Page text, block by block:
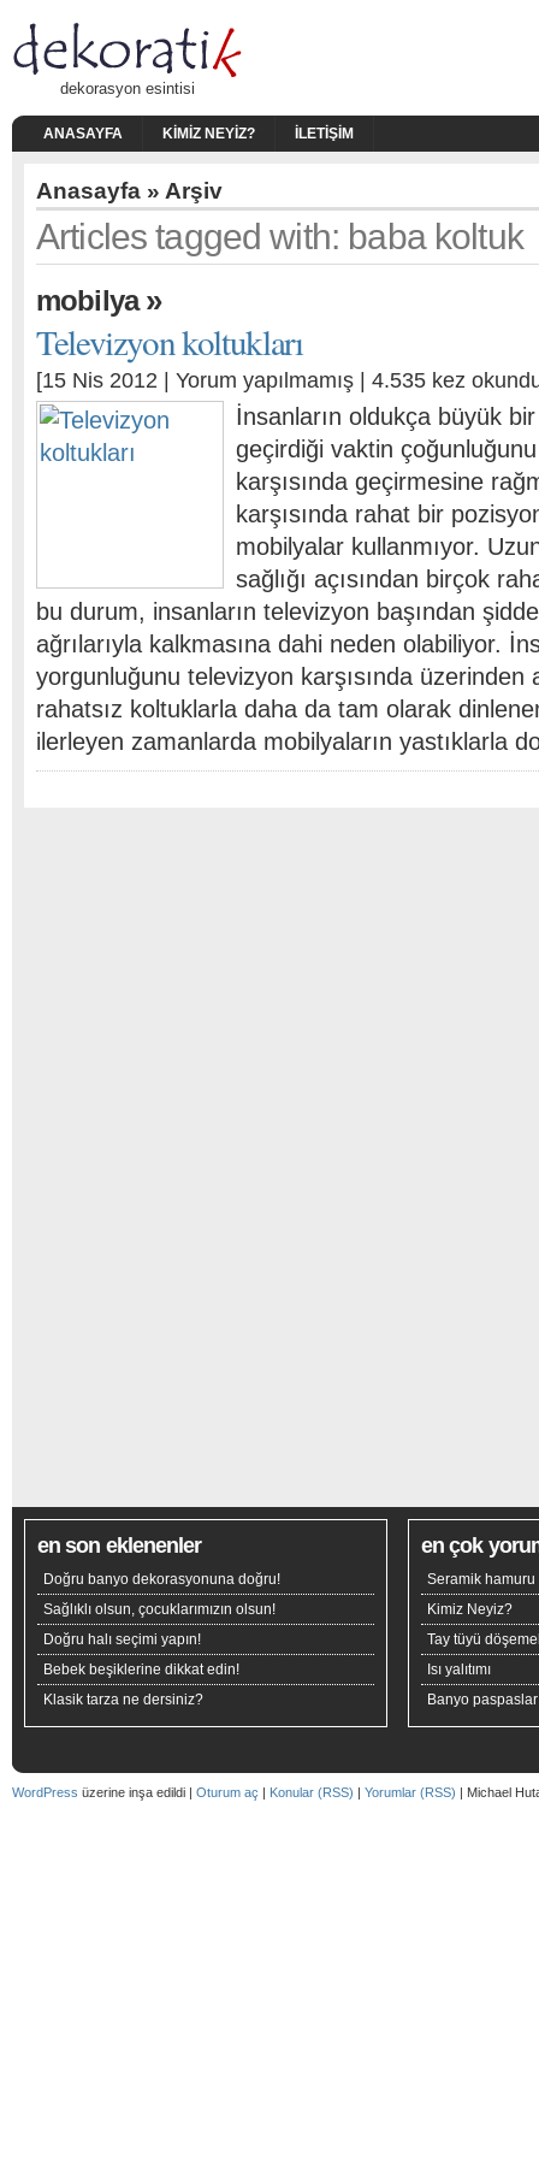
dekorasyon esintisi
ANASAYFA KIMIZ NEYIZ? İLETIŞIM
Anasayfa » Arşiv
Articles tagged with: baba koltuk
mobilya»
Televizyon koltukları
[15 Nis 2012 | Yorum yapılmamış | 4.535 kez
İnsanların oldukça büyük
geçirdiği vaktin
karşısında geçirmesine
karşısında rahat bir
mobilyalar kullanmıyor.
sağlığı açısından birçok
bu durum, insanların televizyon başından
ağrılarıyla kalkmasına dahi neden olabiliyor.
yorgunluğunu televizyon karşısında üzerinden
rahatsız koltuklarla daha da tam olarak
ilerleyen zamanlarda mobilyaların yastıklarla
en son eklenenler
Doğru banyo dekorasyonuna doğru!
Sağlıklı olsun, çocuklarımızın olsun!
Doğru halı seçimi yapın!
Bebek beşiklerine dikkat edin!
Klasik tarza ne dersiniz?
en çok
Seramik hamuru
Kimiz Neyiz?
Tay tüyü
Isı yalıtımı
Banyo
WordPress üzerine inşa edildi | Oturum aç | Konular (RSS) | Yorumlar (RSS) | Michael